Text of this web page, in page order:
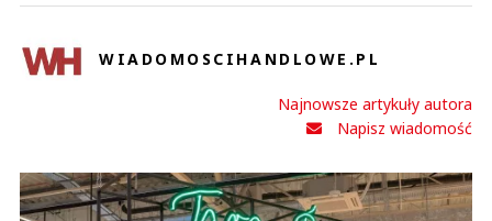
Nie znaleziono komentarzy
WIADOMOSCIHANDLOWE.PL
Najnowsze artykuły autora
Napisz wiadomość